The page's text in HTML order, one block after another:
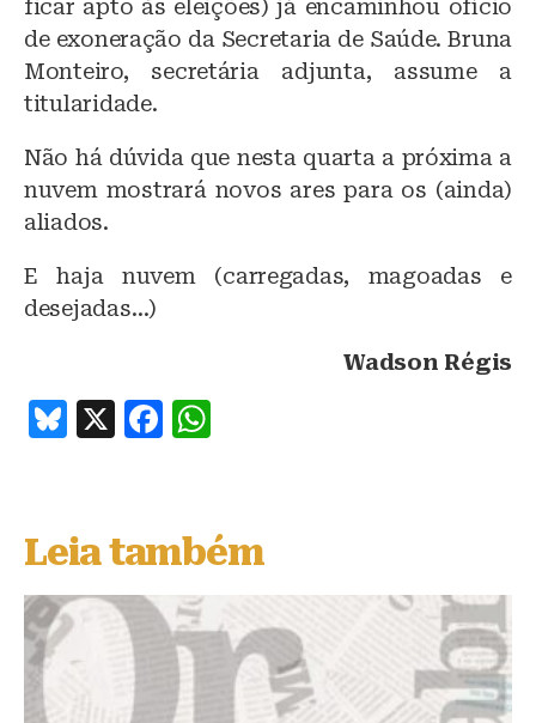
ficar apto às eleições) já encaminhou ofício
de exoneração da Secretaria de Saúde. Bruna
Monteiro, secretária adjunta, assume a
titularidade.
Não há dúvida que nesta quarta a próxima a
nuvem mostrará novos ares para os (ainda)
aliados.
E haja nuvem (carregadas, magoadas e
desejadas…)
Wadson Régis
B
s
k
y
X
F
e
b
o
o
k
s
A
p
p
Leia também